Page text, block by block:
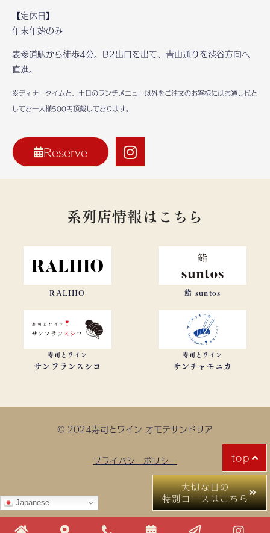
Japanese
【定休日】
年末年始のみ
表参道駅から徒歩4分。B2出口を出て、青山通りを渋谷方向へ
直進。
※ディナータイムと、土日のランチメニュー以外をご注文のお客様にはお通し代と
してお一人様500円頂戴しております。
Reserve
top
大切な日の
特別コースはこちら
系列店情報はこちら
RALIHO 鮨 suntos
寿司とワイン
サンフランスシコ
寿司とワイン
サンチャモニカ
© 2024寿司とワイン オモテサンドリア
プライバシーポリシー